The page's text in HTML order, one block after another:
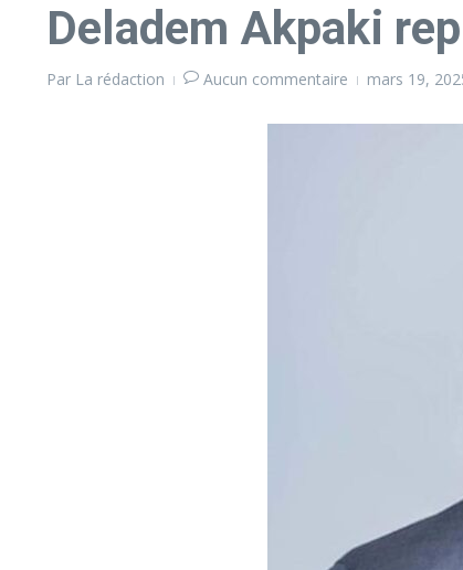
Deladem Akpaki
Par La rédaction Aucun commentaire mars 19,